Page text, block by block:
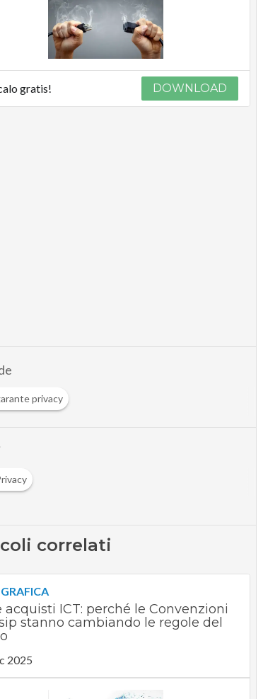
gratis! DOWNLOAD
privacy
correlati
acquisti ICT: perché le Convenzioni
stanno cambiando le regole del
2025